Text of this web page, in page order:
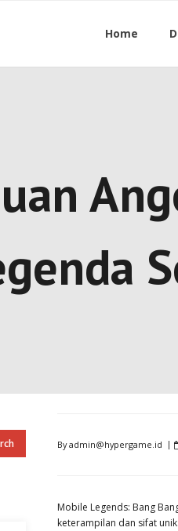
Home
Byadmin@hypergame.id
Mobile Legends: Bang
keterampilan dan sifat